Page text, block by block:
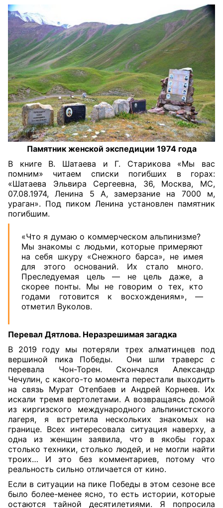
Памятник женской экспедиции 1974 года
В книге В. Шатаева и Г. Старикова «Мы вас
помним» читаем списки погибших в горах:
«Шатаева Эльвира Сергеевна, 36, Москва, МС,
07.08.1974, Ленина 5 А, замерзание на 7000 м,
ураган». Под пиком Ленина установлен памятник
погибшим.
«Что я думаю о коммерческом альпинизме?
Мы знакомы с людьми, которые примеряют
на себя шкуру «Снежного барса», не имея
для этого оснований. Их стало много.
Преследуемая цель — не цель даже, а
скорее понты. Мы не говорим о тех, кто
годами готовится к восхождениям», —
отметил Вуколов.
Перевал Дятлова. Неразрешимая загадка
В 2019 году мы потеряли трех алматинцев под
вершиной пика Победы. Они шли траверс с
перевала Чон-Торен. Скончался Александр
Чечулин, с какого-то момента перестали выходить
на связь Мурат Отепбаев и Андрей Корнеев. Их
искали тремя вертолетами. А возвращаясь домой
из киргизского международного альпинистского
лагеря, я встретила нескольких знакомых на
границе. Всех интересовала ситуация наверху, а
одна из женщин заявила, что в якобы горах
столько техники, столько людей, и не могли найти
троих… И это без комментариев, потому что
реальность сильно отличается от кино.
Если в ситуации на пике Победы в этом сезоне все
было более-менее ясно, то есть истории, которые
остаются тайной десятилетиями. Я попросила